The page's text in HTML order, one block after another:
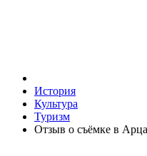
История
Культура
Туризм
Отзыв о съёмке в